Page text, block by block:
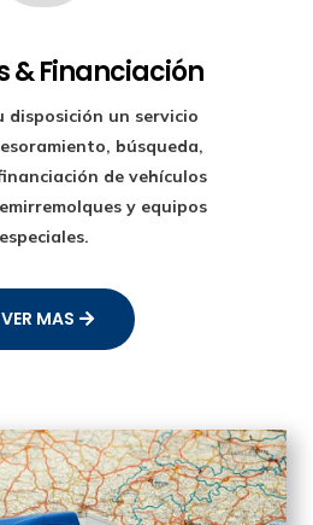
& Financiación
disposición un servicio
búsqueda,
de vehículos
y equipos
especiales.
VER MAS